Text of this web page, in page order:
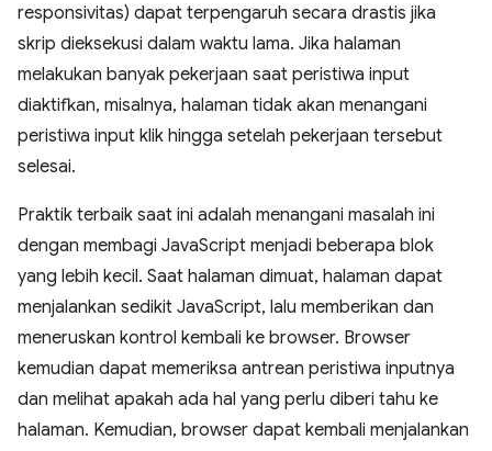
responsivitas) dapat terpengaruh secara drastis jika
skrip dieksekusi dalam waktu lama. Jika halaman
melakukan banyak pekerjaan saat peristiwa input
diaktifkan, misalnya, halaman tidak akan menangani
peristiwa input klik hingga setelah pekerjaan tersebut
selesai.
Praktik terbaik saat ini adalah menangani masalah ini
dengan membagi JavaScript menjadi beberapa blok
yang lebih kecil. Saat halaman dimuat, halaman dapat
menjalankan sedikit JavaScript, lalu memberikan dan
meneruskan kontrol kembali ke browser. Browser
kemudian dapat memeriksa antrean peristiwa inputnya
dan melihat apakah ada hal yang perlu diberi tahu ke
halaman. Kemudian, browser dapat kembali menjalankan